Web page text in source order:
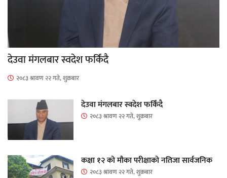
देउवा मंगलबार स्वदेश फर्किंदै
२०८३ श्रावण २२ गते, शुक्रबार
देउवा मंगलबार स्वदेश फर्किंदै
२०८३ श्रावण २२ गते, शुक्रबार
कक्षा १२ को मौका परीक्षाको नतिजा सार्वजनिक
२०८३ श्रावण २२ गते, शुक्रबार